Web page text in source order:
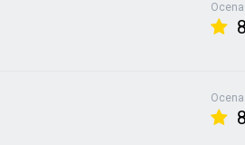
Ocena:
Ocena: